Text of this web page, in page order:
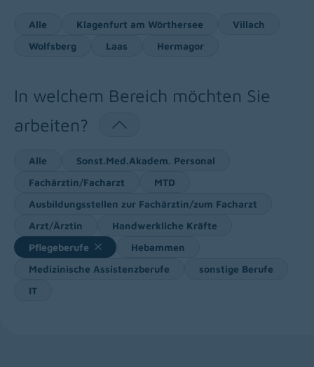
Alle Klagenfurt am Wörthersee
Villach
Wolfsberg
Laas Hermagor
In welchem Bereich möchten Sie
arbeiten?
Alle
Sonst.Med.Akadem. Personal
Fachärztin/Facharzt
MTD
Ausbildungsstellen zur Fachärztin/zum Facharzt
Arzt/Ärztin
Handwerkliche Kräfte
Pflegeberufe
Hebammen
Medizinische Assistenzberufe
sonstige Berufe
IT